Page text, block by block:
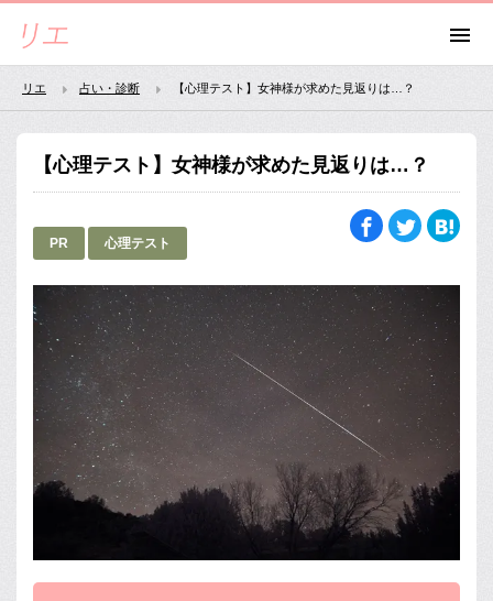
リエ 占い・診断 【心理テスト】女神様が求めた見返りは…？
【心理テスト】女神様が求めた見返りは…？
PR 心理テスト